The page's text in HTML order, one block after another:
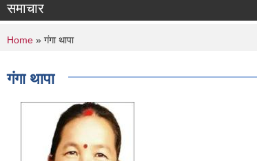
समाचार
You are here
Home » गंगा थापा
गंगा थापा